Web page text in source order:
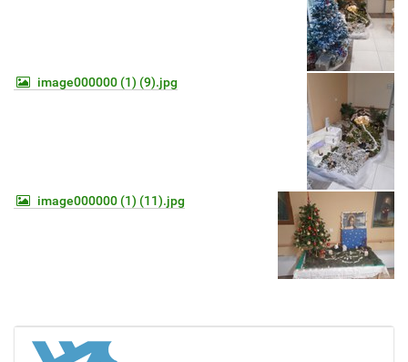
image000000 (1) (9).jpg
image000000 (1) (11).jpg